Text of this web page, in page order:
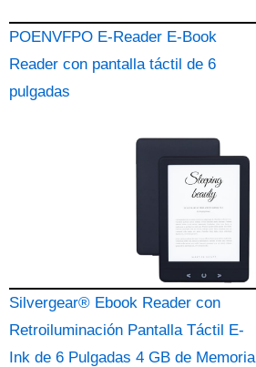
POENVFPO E-Reader E-Book
Reader con pantalla táctil de 6
pulgadas
Silvergear® Ebook Reader con
Retroiluminación Pantalla Táctil E-
Ink de 6 Pulgadas 4 GB de Memoria